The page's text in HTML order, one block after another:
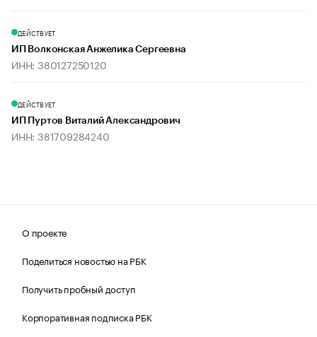
ДЕЙСТВУЕТ
ИП Волконская Анжелика Сергеевна
ИНН: 380127250120
ДЕЙСТВУЕТ
ИП Пуртов Виталий Александрович
ИНН: 381709284240
О проекте
Поделиться новостью на РБК
Получить пробный доступ
Корпоративная подписка РБК